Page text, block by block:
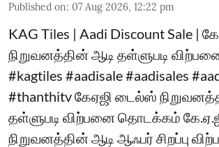
Published on: 07 Aug 2026, 12:22 pm
KAG Tiles | Aadi Discount Sale |
நிறுவனத்தின் ஆடி தள்ளுபடி
#kagtiles #aadisale #aadisales
#thanthitv கேஏஜி டைல்ஸ்
தள்ளுபடி விற்பனை தொடக்கம்
நிறுவனத்தின் ஆடி ஆஃபர் சிறப்பு